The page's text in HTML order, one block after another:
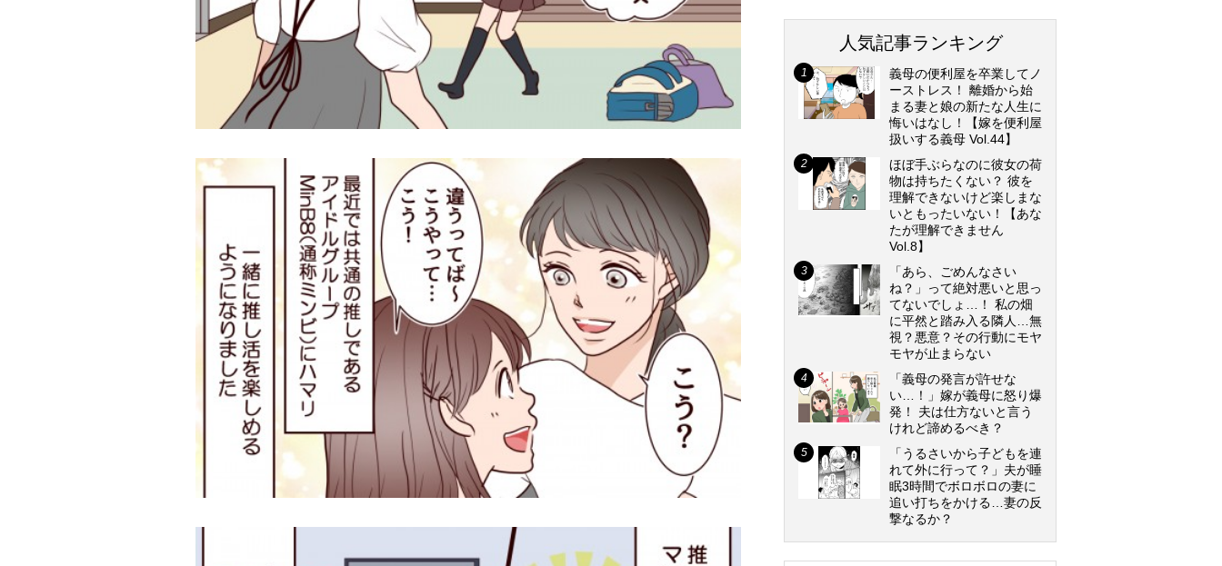
人気記事ランキング
義母の便利屋を卒業してノ
ーストレス！ 離婚から始
まる妻と娘の新たな人生に
悔いはなし！【嫁を便利屋
扱いする義母 Vol.44】
ほぼ手ぶらなのに彼女の荷
物は持ちたくない？ 彼を
理解できないけど楽しまな
いともったいない！【あな
たが理解できません
Vol.8】
「あら、ごめんなさい
ね？」って絶対悪いと思っ
てないでしょ…！ 私の畑
に平然と踏み入る隣人…無
視？悪意？その行動にモヤ
モヤが止まらない
「義母の発言が許せな
い…！」嫁が義母に怒り爆
発！ 夫は仕方ないと言う
けれど諦めるべき？
「うるさいから子どもを連
れて外に行って？」夫が睡
眠3時間でボロボロの妻に
追い打ちをかける…妻の反
撃なるか？